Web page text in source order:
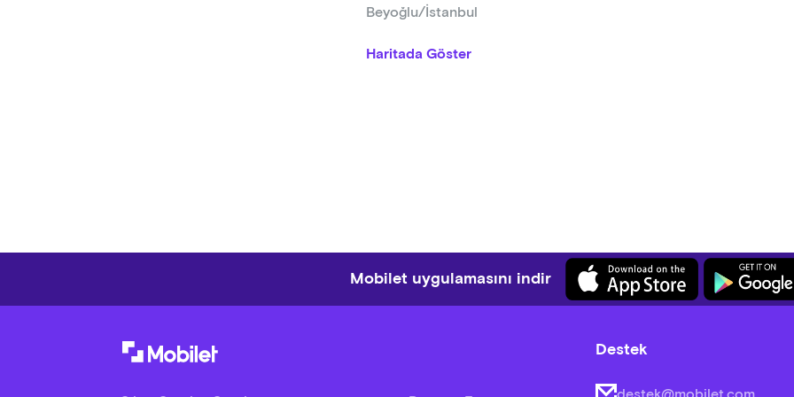
Beyoğlu/İstanbul
Haritada Göster
Mobilet uygulamasını indir
Destek